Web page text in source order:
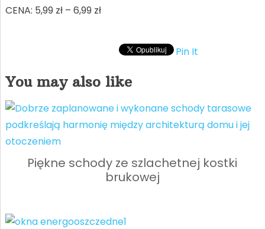
CENA: 5,99 zł – 6,99 zł
Pin It
You may also like
Piękne schody ze szlachetnej kostki
brukowej